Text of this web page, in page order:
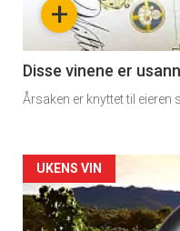
3
+
Disse vinene er
Årsaken er knyttet til eieren
Forsiden
akkurat
UKENS VIN